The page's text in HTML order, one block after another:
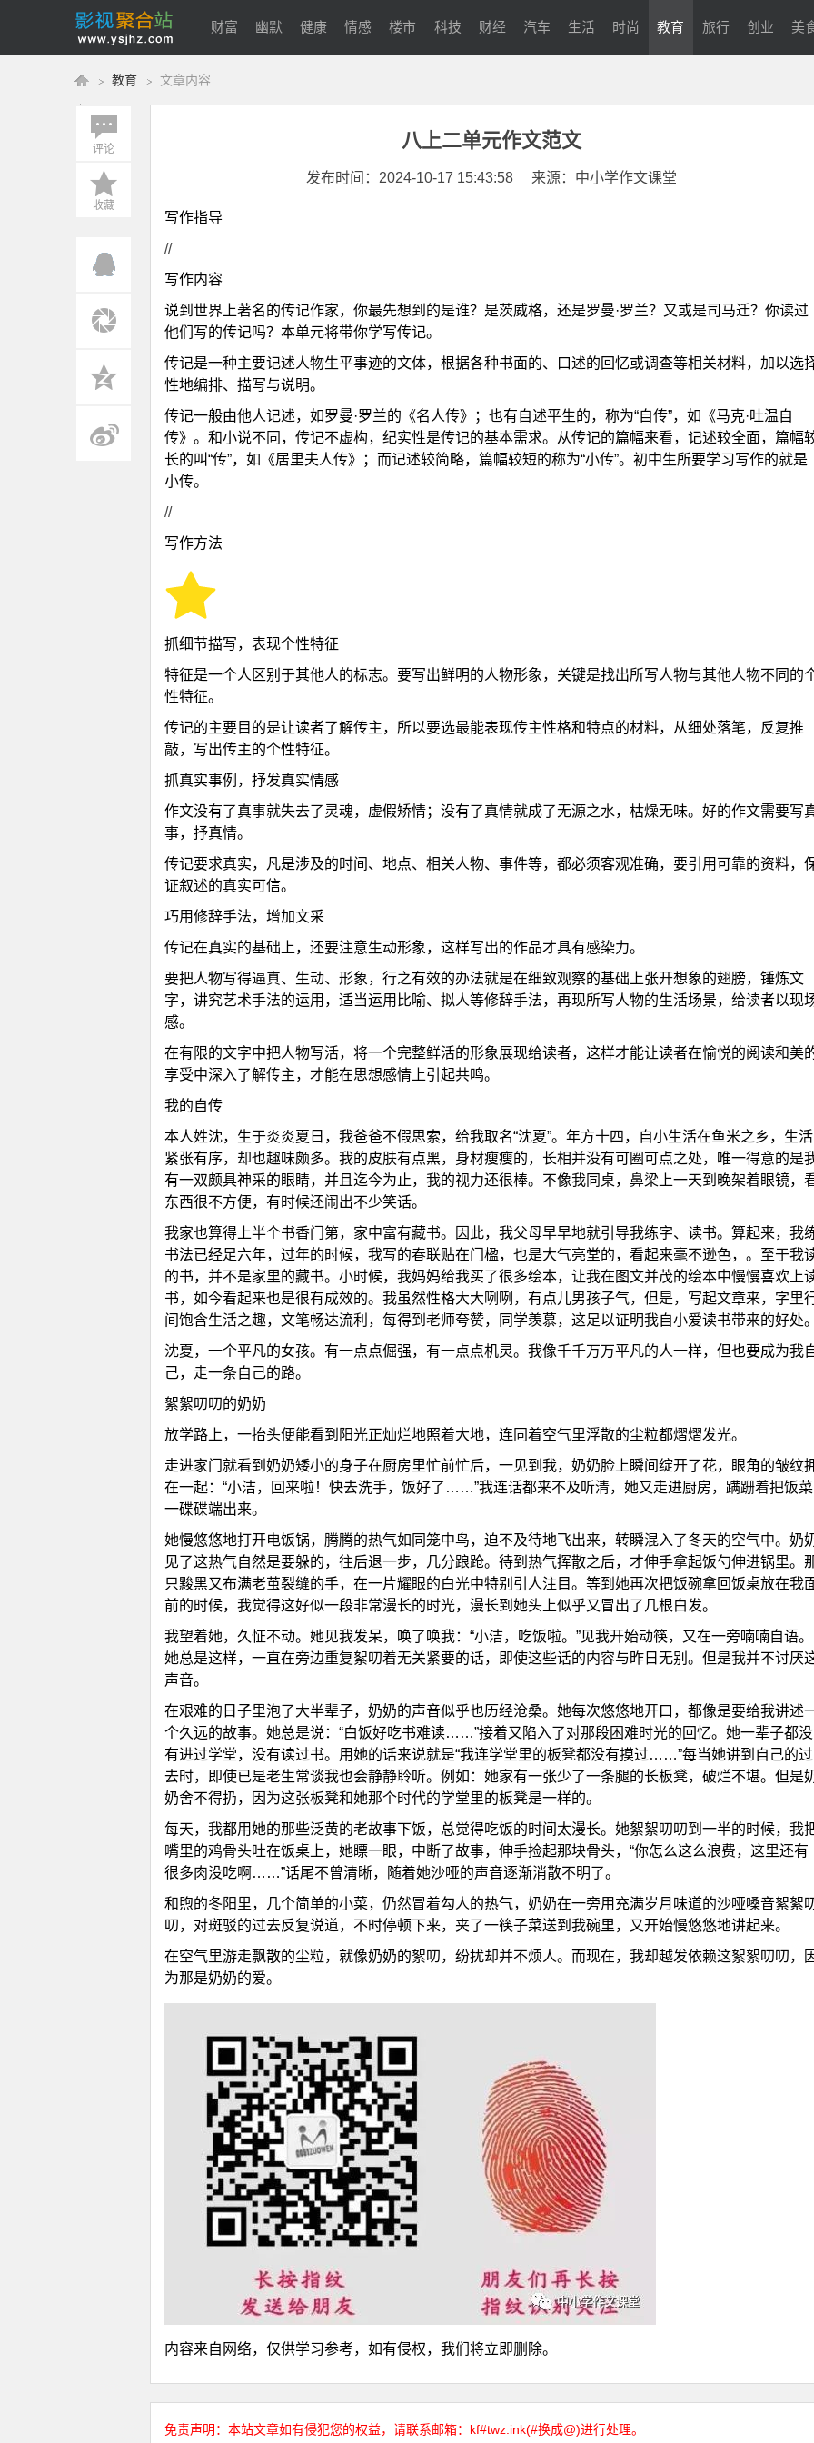
财富 幽默 健康 情感 楼市 科技 财经 汽车 生活 时尚 教育 旅行 创业 美
教育 文章内容
八上二单元作文范文
发布时间：2024-10-17 15:43:58 来源：中小学作文课堂
写作指导
//
写作内容
说到世界上著名的传记作家，你最先想到的是谁？是茨威格，还是罗曼·罗兰？又或是司马迁？你读过
他们写的传记吗？本单元将带你学写传记。
传记是一种主要记述人物生平事迹的文体，根据各种书面的、口述的回忆或调查等相关材料，加以选
性地编排、描写与说明。
传记一般由他人记述，如罗曼·罗兰的《名人传》；也有自述平生的，称为“自传”，如《马克·吐温自
传》。和小说不同，传记不虚构，纪实性是传记的基本需求。从传记的篇幅来看，记述较全面，篇幅
长的叫“传”，如《居里夫人传》；而记述较简略，篇幅较短的称为“小传”。初中生所要学习写作的就是
小传。
//
写作方法
抓细节描写，表现个性特征
特征是一个人区别于其他人的标志。要写出鲜明的人物形象，关键是找出所写人物与其他人物不同的
性特征。
传记的主要目的是让读者了解传主，所以要选最能表现传主性格和特点的材料，从细处落笔，反复推
敲，写出传主的个性特征。
抓真实事例，抒发真实情感
作文没有了真事就失去了灵魂，虚假矫情；没有了真情就成了无源之水，枯燥无味。好的作文需要写
事，抒真情。
传记要求真实，凡是涉及的时间、地点、相关人物、事件等，都必须客观准确，要引用可靠的资料，
证叙述的真实可信。
巧用修辞手法，增加文采
传记在真实的基础上，还要注意生动形象，这样写出的作品才具有感染力。
要把人物写得逼真、生动、形象，行之有效的办法就是在细致观察的基础上张开想象的翅膀，锤炼文
字，讲究艺术手法的运用，适当运用比喻、拟人等修辞手法，再现所写人物的生活场景，给读者以现
感。
在有限的文字中把人物写活，将一个完整鲜活的形象展现给读者，这样才能让读者在愉悦的阅读和美
享受中深入了解传主，才能在思想感情上引起共鸣。
我的自传
本人姓沈，生于炎炎夏日，我爸爸不假思索，给我取名“沈夏”。年方十四，自小生活在鱼米之乡，生活
紧张有序，却也趣味颇多。我的皮肤有点黑，身材瘦瘦的，长相并没有可圈可点之处，唯一得意的是
有一双颇具神采的眼睛，并且迄今为止，我的视力还很棒。不像我同桌，鼻梁上一天到晚架着眼镜，
东西很不方便，有时候还闹出不少笑话。
我家也算得上半个书香门第，家中富有藏书。因此，我父母早早地就引导我练字、读书。算起来，我
书法已经足六年，过年的时候，我写的春联贴在门楹，也是大气亮堂的，看起来毫不逊色，。至于我
的书，并不是家里的藏书。小时候，我妈妈给我买了很多绘本，让我在图文并茂的绘本中慢慢喜欢上
书，如今看起来也是很有成效的。我虽然性格大大咧咧，有点儿男孩子气，但是，写起文章来，字里
间饱含生活之趣，文笔畅达流利，每得到老师夸赞，同学羡慕，这足以证明我自小爱读书带来的好处。
沈夏，一个平凡的女孩。有一点点倔强，有一点点机灵。我像千千万万平凡的人一样，但也要成为我
己，走一条自己的路。
絮絮叨叨的奶奶
放学路上，一抬头便能看到阳光正灿烂地照着大地，连同着空气里浮散的尘粒都熠熠发光。
走进家门就看到奶奶矮小的身子在厨房里忙前忙后，一见到我，奶奶脸上瞬间绽开了花，眼角的皱纹
在一起：“小洁，回来啦！快去洗手，饭好了……”我连话都来不及听清，她又走进厨房，蹒跚着把饭菜
一碟碟端出来。
她慢悠悠地打开电饭锅，腾腾的热气如同笼中鸟，迫不及待地飞出来，转瞬混入了冬天的空气中。奶
见了这热气自然是要躲的，往后退一步，几分踉跄。待到热气挥散之后，才伸手拿起饭勺伸进锅里。
只黢黑又布满老茧裂缝的手，在一片耀眼的白光中特别引人注目。等到她再次把饭碗拿回饭桌放在我
前的时候，我觉得这好似一段非常漫长的时光，漫长到她头上似乎又冒出了几根白发。
我望着她，久怔不动。她见我发呆，唤了唤我：“小洁，吃饭啦。”见我开始动筷，又在一旁喃喃自语。
她总是这样，一直在旁边重复絮叨着无关紧要的话，即使这些话的内容与昨日无别。但是我并不讨厌
声音。
在艰难的日子里泡了大半辈子，奶奶的声音似乎也历经沧桑。她每次悠悠地开口，都像是要给我讲述
个久远的故事。她总是说：“白饭好吃书难读……”接着又陷入了对那段困难时光的回忆。她一辈子都没
有进过学堂，没有读过书。用她的话来说就是“我连学堂里的板凳都没有摸过……”每当她讲到自己的过
去时，即使已是老生常谈我也会静静聆听。例如：她家有一张少了一条腿的长板凳，破烂不堪。但是
奶舍不得扔，因为这张板凳和她那个时代的学堂里的板凳是一样的。
每天，我都用她的那些泛黄的老故事下饭，总觉得吃饭的时间太漫长。她絮絮叨叨到一半的时候，我
嘴里的鸡骨头吐在饭桌上，她瞟一眼，中断了故事，伸手捡起那块骨头，“你怎么这么浪费，这里还有
很多肉没吃啊……”话尾不曾清晰，随着她沙哑的声音逐渐消散不明了。
和煦的冬阳里，几个简单的小菜，仍然冒着勾人的热气，奶奶在一旁用充满岁月味道的沙哑嗓音絮絮
叨，对斑驳的过去反复说道，不时停顿下来，夹了一筷子菜送到我碗里，又开始慢悠悠地讲起来。
在空气里游走飘散的尘粒，就像奶奶的絮叨，纷扰却并不烦人。而现在，我却越发依赖这絮絮叨叨，
为那是奶奶的爱。
内容来自网络，仅供学习参考，如有侵权，我们将立即删除。
评论
收藏
免责声明：本站文章如有侵犯您的权益，请联系邮箱：kf#twz.ink(#换成@)进行处理。